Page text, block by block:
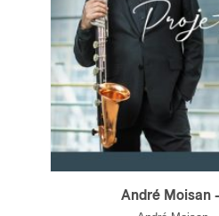
André Moisan